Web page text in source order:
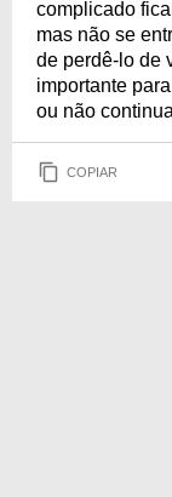
complicado
mas não se
de perdê-lo de
importante
ou não
COPIAR